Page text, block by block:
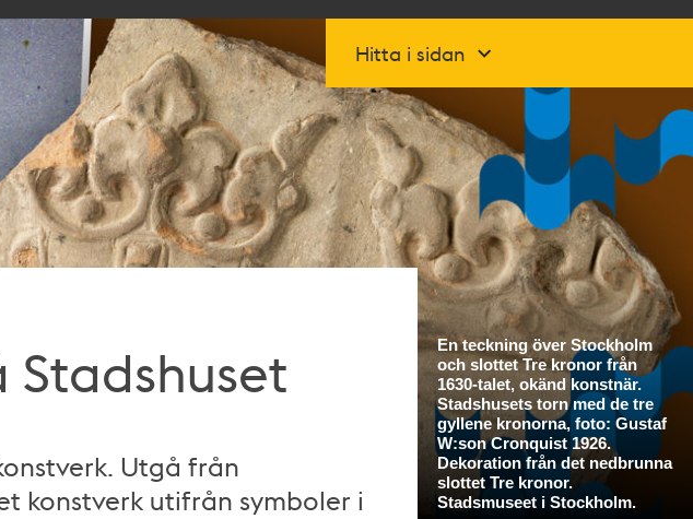
Hitta i sidan
Utgå från
konstverk utifrån symboler i